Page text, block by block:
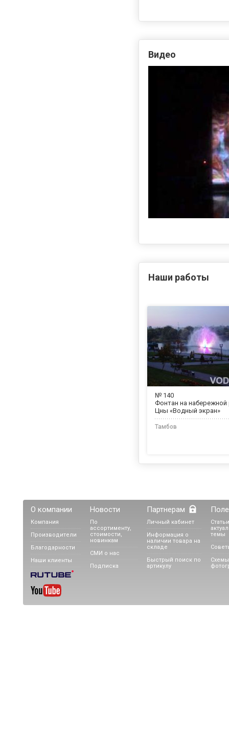
Видео
Наши работы
№ 140
Фонтан на набережной
Цны «Водный экран»
Тамбов
О компании
Компания
Производители
Благодарности
Наши клиенты
Новости
По
ассортименту,
стоимости,
новинкам
СМИ о нас
Подписка
Партнерам
Личный кабинет
Информация о
наличии товара на
складе
Быстрый поиск по
артикулу
темы